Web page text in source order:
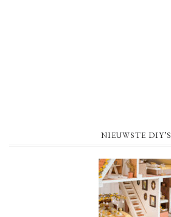
NIEUWSTE DIY’S